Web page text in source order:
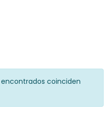
coinciden